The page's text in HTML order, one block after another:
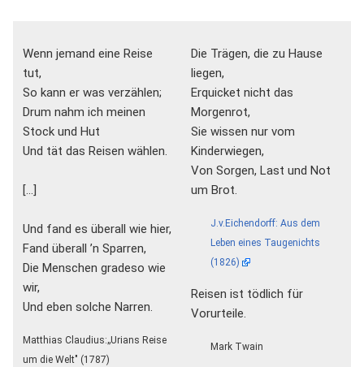
Wenn jemand eine Reise
tut,
So kann er was verzählen;
Drum nahm ich meinen
Stock und Hut
Und tät das Reisen wählen.
[...]
Und fand es überall wie hier,
Fand überall ’n Sparren,
Die Menschen gradeso wie
wir,
Und eben solche Narren.
Matthias Claudius:„Urians Reise
um die Welt" (1787)
Die Trägen, die zu Hause
liegen,
Erquicket nicht das
Morgenrot,
Sie wissen nur vom
Kinderwiegen,
Von Sorgen, Last und Not
um Brot.
J.v.Eichendorff: Aus dem
Leben eines Taugenichts
(1826)
Reisen ist tödlich für
Vorurteile.
Mark Twain